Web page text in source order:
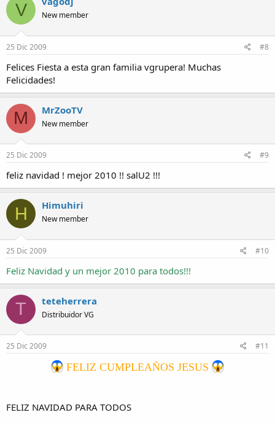
V New member
25 Dic 2009 #8
Felices Fiesta a esta gran familia vgrupera! Muchas
Felicidades!
M MrZooTV
New member
25 Dic 2009 #9
feliz navidad ! mejor 2010 !! salU2 !!!
H Himuhiri
New member
25 Dic 2009 #10
Feliz Navidad y un mejor 2010 para todos!!!
T teteherrera
Distribuidor VG
25 Dic 2009 #11
FELIZ CUMPLEAÑOS JESUS
FELIZ NAVIDAD PARA TODOS